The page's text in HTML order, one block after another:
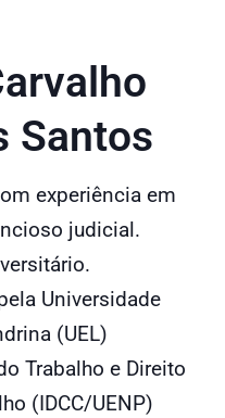
Santos
experiência em
judicial.
Universidade
(UEL)
Trabalho e Direito
(IDCC/UENP)